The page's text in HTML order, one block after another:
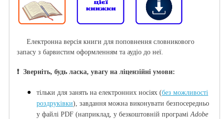
Електронна версія книги для поповнення словникового
запасу з барвистим оформленням та аудіо до неї.
❗️ Зверніть, будь ласка, увагу на ліцензійні умови:
тільки для занять на електронних носіях (без можливості
роздруківки), завдання можна виконувати безпосередньо
у файлі PDF (наприклад, у безкоштовній програміAdobe